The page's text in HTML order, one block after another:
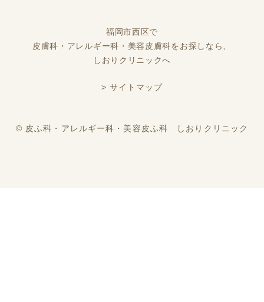
福岡市西区で
皮膚科・アレルギー科・美容皮膚科をお探しなら、
しおりクリニックへ
> サイトマップ
©︎ 皮ふ科・アレルギー科・美容皮ふ科 しおりクリニック